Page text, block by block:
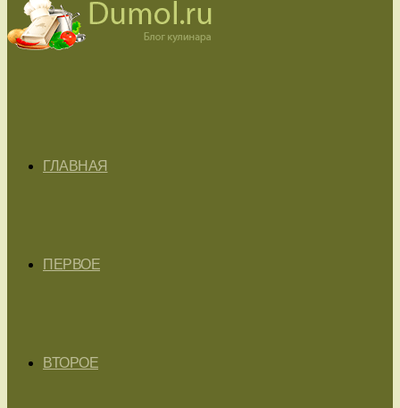
ГЛАВНАЯ
ПЕРВОЕ
ВТОРОЕ